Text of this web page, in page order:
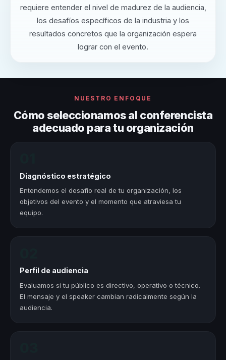
requiere entender el nivel de madurez de la audiencia,
los desafíos específicos de la industria y los
resultados concretos que la organización espera
lograr con el evento.
NUESTRO ENFOQUE
Cómo seleccionamos al conferencista
adecuado para tu organización
Diagnóstico estratégico
Entendemos el desafío real de tu organización, los
objetivos del evento y el momento que atraviesa tu
equipo.
Perfil de audiencia
Evaluamos si tu público es directivo, operativo o técnico.
El mensaje y el speaker cambian radicalmente según la
audiencia.